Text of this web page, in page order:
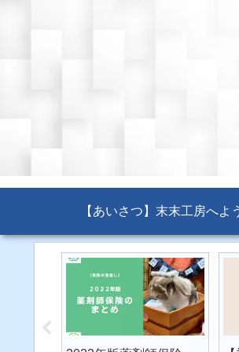
【あいさつ】末末工房へよ